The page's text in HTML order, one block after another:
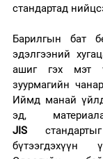
стандартад
Барилгын бат
эдэлгээний
ашиг гэх мэт
зуурмагийн
Иймд манай
эд,
JIS
бүтээгдэхүүн